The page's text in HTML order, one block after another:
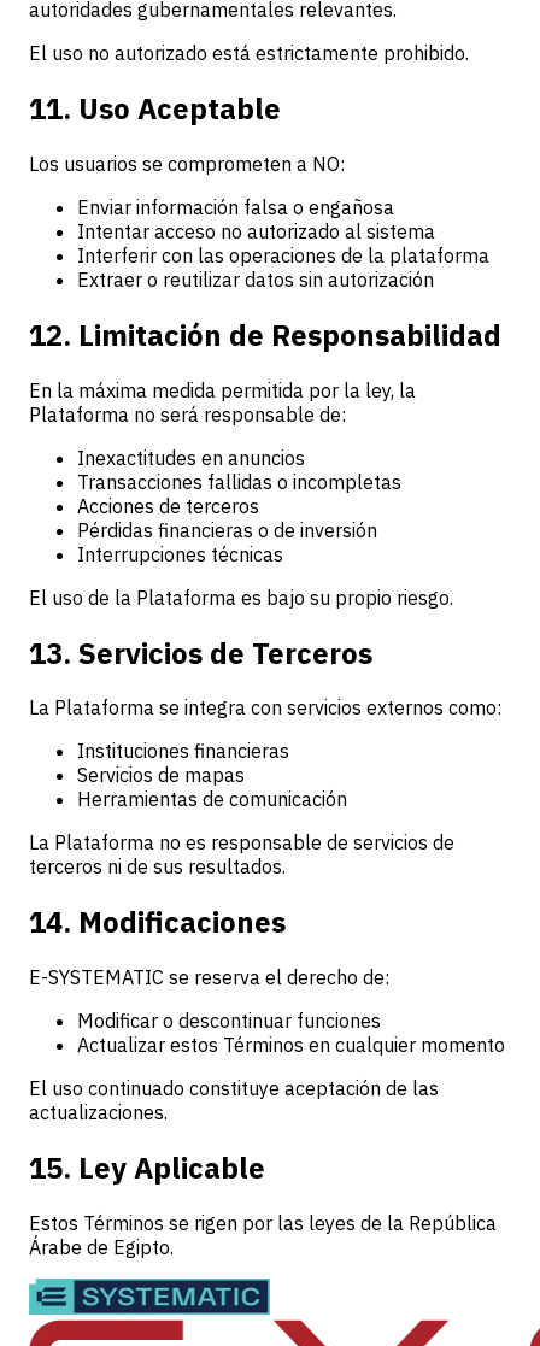
autoridades gubernamentales relevantes.
El uso no autorizado está estrictamente prohibido.
11. Uso Aceptable
Los usuarios se comprometen a NO:
Enviar información falsa o engañosa
Intentar acceso no autorizado al sistema
Interferir con las operaciones de la plataforma
Extraer o reutilizar datos sin autorización
12. Limitación de Responsabilidad
En la máxima medida permitida por la ley, la
Plataforma no será responsable de:
Inexactitudes en anuncios
Transacciones fallidas o incompletas
Acciones de terceros
Pérdidas financieras o de inversión
Interrupciones técnicas
El uso de la Plataforma es bajo su propio riesgo.
13. Servicios de Terceros
La Plataforma se integra con servicios externos como:
Instituciones financieras
Servicios de mapas
Herramientas de comunicación
La Plataforma no es responsable de servicios de
terceros ni de sus resultados.
14. Modificaciones
E-SYSTEMATIC se reserva el derecho de:
Modificar o descontinuar funciones
Actualizar estos Términos en cualquier momento
El uso continuado constituye aceptación de las
actualizaciones.
15. Ley Aplicable
Estos Términos se rigen por las leyes de la República
Árabe de Egipto.